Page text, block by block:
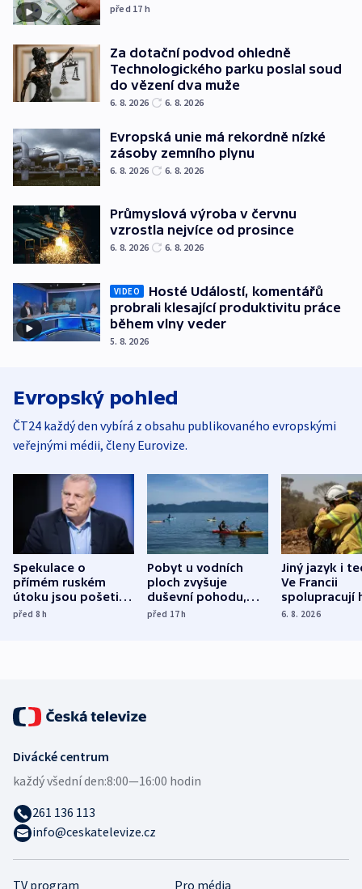
před 17 h
Za dotační podvod ohledně
Technologického parku poslal soud
do vězení dva muže
6. 8. 2026 6. 8. 2026
Evropská unie má rekordně nízké
zásoby zemního plynu
6. 8. 2026 6. 8. 2026
Průmyslová výroba v červnu
vzrostla nejvíce od prosince
6. 8. 2026 6. 8. 2026
VIDEO
Hosté Událostí, komentářů
probrali klesající produktivitu práce
během vlny veder
5. 8. 2026
Evropský pohled
ČT24 každý den vybírá z obsahu publikovaného evropskými
veřejnými médii, členy Eurovize.
Spekulace o
přímém ruském
útoku jsou pošetilé,
míní estonský
před 8h
Pobyt u vodních
ploch zvyšuje
duševní pohodu,
ukázala
před 17h
Jiný jazyk i
Ve Francii
spolupracují
různých zemí
6. 8. 2026
TV program Pro média
Divácké centrum
každý všední den:8:00—16:00 hodin
261 136 113
info@ceskatelevize.cz